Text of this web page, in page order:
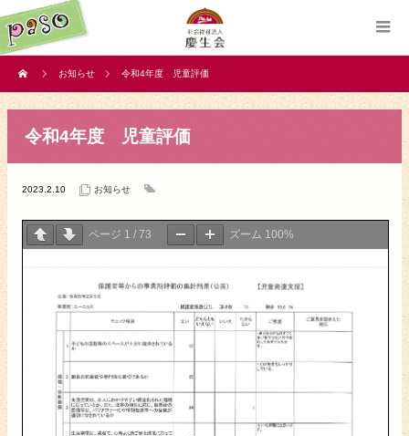
お知らせ 令和4年度 児童評価
令和4年度 児童評価
2023.2.10 お知らせ
ページ 1 / 73 ズーム 100%